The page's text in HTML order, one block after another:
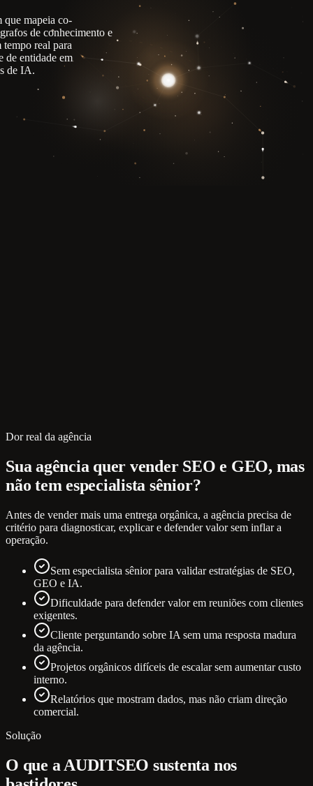
que mapeia co-
de conhecimento e
real para
de entidade em
de IA.
Dor real da agência
Sua agência quer vender SEO e GEO, mas
não tem especialista sênior?
Antes de vender mais uma entrega orgânica, a agência precisa de
critério para diagnosticar, explicar e defender valor sem inflar a
operação.
Sem especialista sênior para validar estratégias de SEO,
GEO e IA.
Dificuldade para defender valor em reuniões com clientes
exigentes.
Cliente perguntando sobre IA sem uma resposta madura
da agência.
Projetos orgânicos difíceis de escalar sem aumentar custo
interno.
Relatórios que mostram dados, mas não criam direção
comercial.
Solução
O que a AUDITSEO sustenta nos